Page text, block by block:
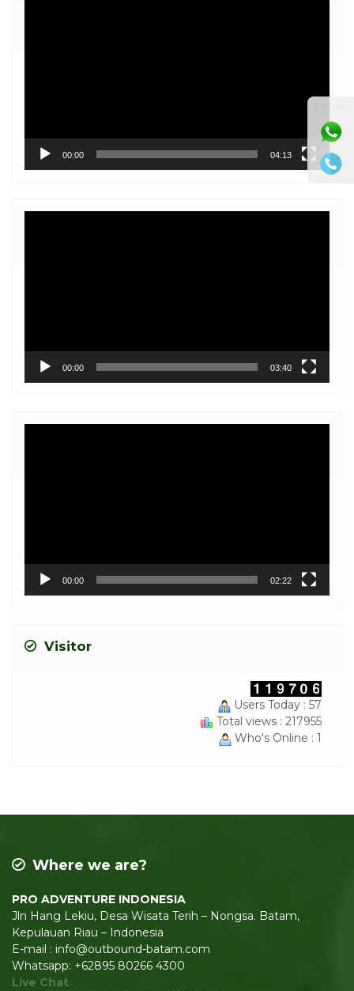
00:00 04:13
00:00 03:40
00:00 02:22
Visitor
Users Today : 57
Total views : 217955
Who's Online : 1
Where we are?
PRO ADVENTURE INDONESIA
Jln Hang Lekiu, Desa Wisata Terih – Nongsa. Batam,
Kepulauan Riau – Indonesia
E-mail : info@outbound-batam.com
Whatsapp: +62895 80266 4300
Live Chat